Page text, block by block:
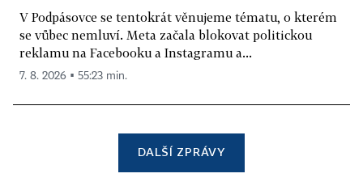
V Podpásovce se tentokrát věnujeme tématu, o kterém
se vůbec nemluví. Meta začala blokovat politickou
reklamu na Facebooku a Instagramu a...
7. 8. 2026 ▪ 55:23 min.
DALŠÍ ZPRÁVY